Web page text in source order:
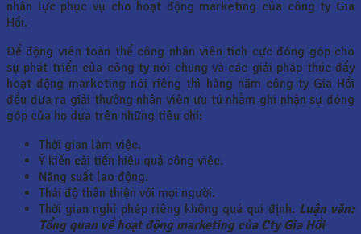
nhân lực phục vụ cho hoạt động marketing của công ty Gia
Hồi.
Để động viên toàn thể công nhân viên tích cực đóng góp cho
sự phát triển của công ty nói chung và các giải pháp thúc đẩy
hoạt động marketing nói riêng thì hàng năm công ty Gia Hồi
đều đưa ra giải thưởng nhân viên ưu tú nhằm ghi nhận sự đóng
góp của họ dựa trên những tiêu chí:
Thời gian làm việc.
Ý kiến cải tiến hiệu quả công việc.
Năng suất lao động.
Thái độ thân thiện với mọi người.
Thời gian nghỉ phép riêng không quá qui định. Luận văn:
Tổng quan về hoạt động marketing của Cty Gia Hồi